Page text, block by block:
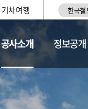
기차여행 한국철
공사소개
황
정보공개